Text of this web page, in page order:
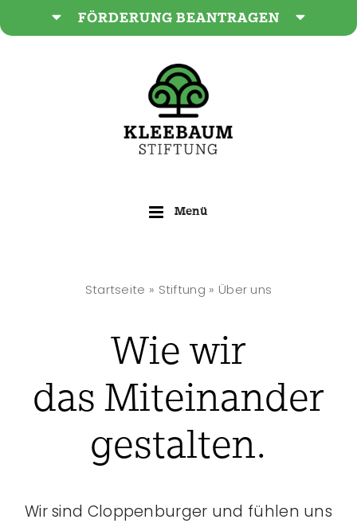
Inhalt
Startseite » Stiftung » Über uns
Wie wir
das Miteinander
gestalten.
Wir sind Cloppenburger und fühlen uns
FÖRDERUNG BEANTRAGEN